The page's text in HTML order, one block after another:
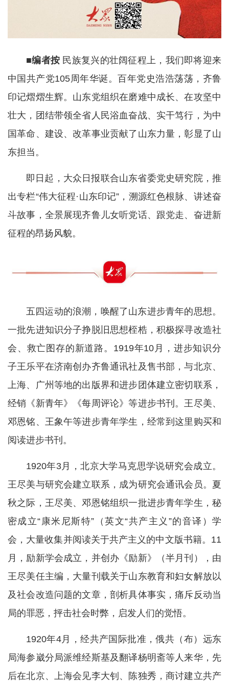
■编者按 民族复兴的壮阔征程上，我们即将迎来
中国共产党105周年华诞。百年党史浩浩荡荡，齐鲁
印记熠熠生辉。山东党组织在磨难中成长、在攻坚中
壮大，团结带领全省人民浴血奋战、实干笃行，为中
国革命、建设、改革事业贡献了山东力量，彰显了山
东担当。
即日起，大众日报联合山东省委党史研究院，推
出专栏“伟大征程·山东印记”，溯源红色根脉、讲述奋
斗故事，全景展现齐鲁儿女听党话、跟党走、奋进新
征程的昂扬风貌。
五四运动的浪潮，唤醒了山东进步青年的思想。
一批先进知识分子挣脱旧思想桎梏，积极探寻改造社
会、救亡图存的新道路。1919年10月，进步知识分
子王乐平在济南创办齐鲁通讯社及售书部，与北京、
上海、广州等地的出版界和进步团体建立密切联系，
经销《新青年》《每周评论》等进步书刊。王尽美、
邓恩铭、王象午等进步青年学生，经常到这里购买和
阅读进步书刊。
1920年3月，北京大学马克思学说研究会成立。
王尽美与研究会建立联系，成为研究会通讯会员。夏
秋之际，王尽美、邓恩铭组织一批进步青年学生，秘
密成立“康米尼斯特”（英文“共产主义”的音译）学
会，大量收集并阅读关于共产主义的中文版书籍。11
月，励新学会成立，并创办《励新》（半月刊），由
王尽美任主编，大量刊载关于山东教育和妇女解放以
及社会改造问题的文章，剖析具体事实，痛斥反动当
局的罪恶，抨击社会时弊，启发人们的觉悟。
1920年4月，经共产国际批准，俄共（布）远东
局海参崴分局派维经斯基及翻译杨明斋等人来华，先
后在北京、上海会见李大钊、陈独秀，商讨建立共产